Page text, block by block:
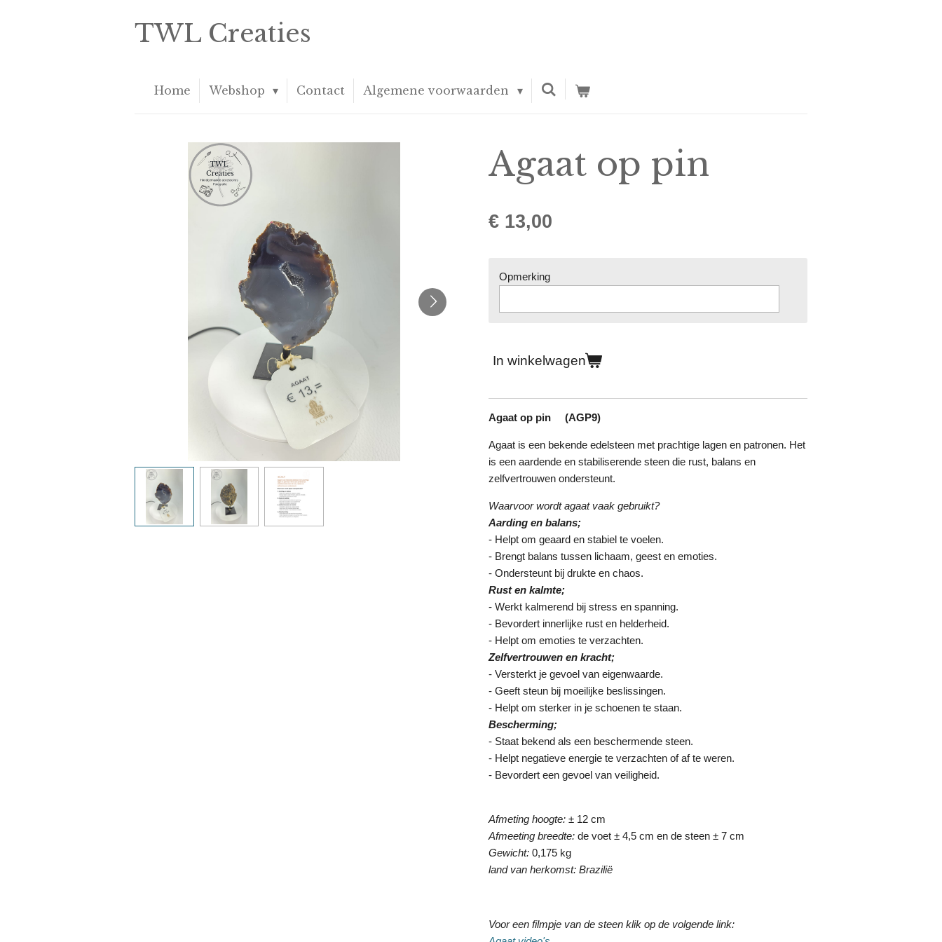
TWL Creaties
Home Webshop Contact Algemene voorwaarden
Agaat op pin
€ 13,00
Opmerking
In winkelwagen
Agaat op pin (AGP9)
Agaat is een bekende edelsteen met prachtige lagen en patronen. Het
is een aardende en stabiliserende steen die rust, balans en
zelfvertrouwen ondersteunt.
Waarvoor wordt agaat vaak gebruikt?
Aarding en balans;
- Helpt om geaard en stabiel te voelen.
- Brengt balans tussen lichaam, geest en emoties.
- Ondersteunt bij drukte en chaos.
Rust en kalmte;
- Werkt kalmerend bij stress en spanning.
- Bevordert innerlijke rust en helderheid.
- Helpt om emoties te verzachten.
Zelfvertrouwen en kracht;
- Versterkt je gevoel van eigenwaarde.
- Geeft steun bij moeilijke beslissingen.
- Helpt om sterker in je schoenen te staan.
Bescherming;
- Staat bekend als een beschermende steen.
- Helpt negatieve energie te verzachten of af te weren.
- Bevordert een gevoel van veiligheid.
Afmeting hoogte: ± 12 cm
Afmeeting breedte: de voet ± 4,5 cm en de steen ± 7 cm
Gewicht: 0,175 kg
land van herkomst: Brazilië
Voor een filmpje van de steen klik op de volgende link: